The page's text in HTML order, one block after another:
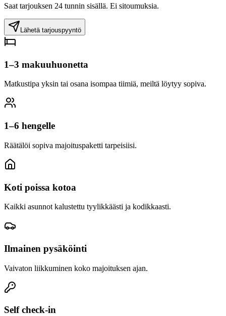
Saat tarjouksen 24 tunnin sisällä. Ei sitoumuksia.
Lähetä tarjouspyyntö
1–3 makuuhuonetta
Matkustipa yksin tai osana isompaa tiimiä, meiltä löytyy sopiva.
1–6 hengelle
Räätälöi sopiva majoituspaketti tarpeisiisi.
Koti poissa kotoa
Kaikki asunnot kalustettu tyylikkäästi ja kodikkaasti.
Ilmainen pysäköinti
Vaivaton liikkuminen koko majoituksen ajan.
Self check-in